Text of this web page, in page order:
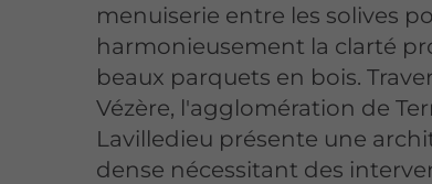
menuiserie entre les solives
harmonieusement la clarté
beaux parquets en bois.
Vézère, l'agglomération de
Lavilledieu présente une
dense nécessitant des